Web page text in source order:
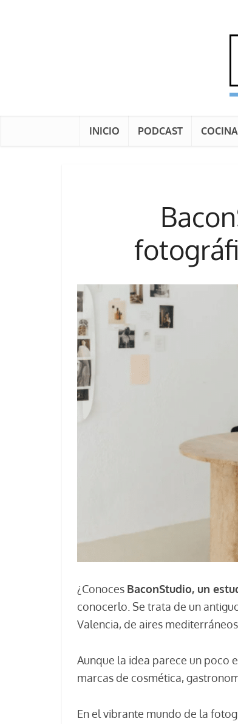
INICIO PODCAST
¿Conoces BaconStudio, un
conocerlo. Se trata de un
Valencia, de aires
Aunque la idea parece un poco
marcas de cosmética,
En el vibrante mundo de la